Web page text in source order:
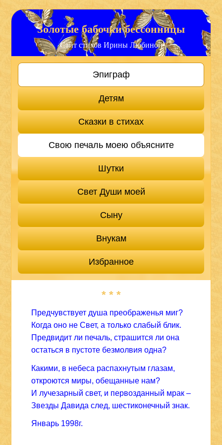
Золотые бабочки бессонницы
Сайт стихов Ирины Любиной
Эпиграф
Детям
Сказки в стихах
Свою печаль моею объясните
Шутки
Свет Души моей
Сыну
Внукам
Избранное
* * *
Предчувствует душа преображенья миг?
Когда оно не Свет, а только слабый блик.
Предвидит ли печаль, страшится ли она
остаться в пустоте безмолвия одна?
Какими, в небеса распахнутым глазам,
откроются миры, обещанные нам?
И лучезарный свет, и первозданный мрак –
Звезды Давида след, шестиконечный знак.
Январь 1998г.